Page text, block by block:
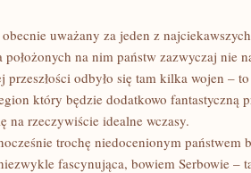
obecnie uważany za jeden z
na nim państw zazwyczaj nie
przeszłości odbyło się tam kilka wojen –
który będzie dodatkowo fantastyczną
na rzeczywiście idealne wczasy.
trochę niedocenionym państwem
fascynująca, bowiem Serbowie –